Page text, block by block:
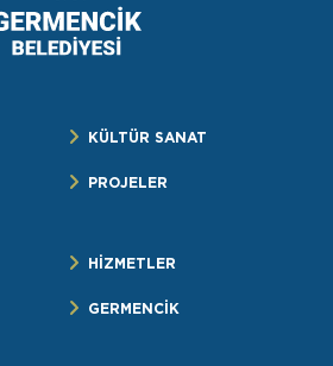
KÜLTÜR SANAT
PROJELER
HİZMETLER
GERMENCİK